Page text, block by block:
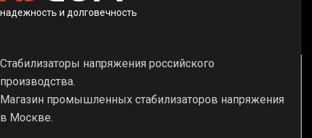
надежность и долговечность
Стабилизаторы напряжения российского
производства.
Магазин промышленных стабилизаторов напряжения
в Москве.